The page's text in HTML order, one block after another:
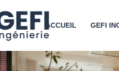
ACCUEIL GEFI